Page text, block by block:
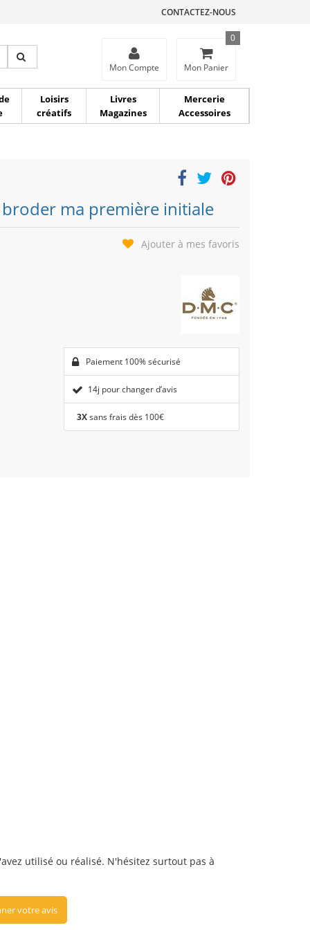
CONTACTEZ-NOUS
Mon Compte Mon Panier
0
Loisirs
créatifs
Livres
Magazines
Mercerie
Accessoires
ma première initiale
Ajouter à mes favoris
Paiement 100% sécurisé
14j pour changer d’avis
3Xsans frais dès 100€
utilisé ou réalisé. N'hésitez surtout pas à
votre avis